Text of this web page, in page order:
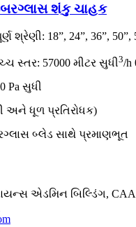
શંકુ ચાહક
શ્રેણી: 18”, 24”, 36”, 50”,
સ્તર: 57000 મીટર સુધી3/h
Pa સુધી
અને ધૂળ પ્રતિરોધક)
બ્લેડ સાથે પ્રમાણભૂત
એડમિન બિલ્ડિંગ, CAAS,